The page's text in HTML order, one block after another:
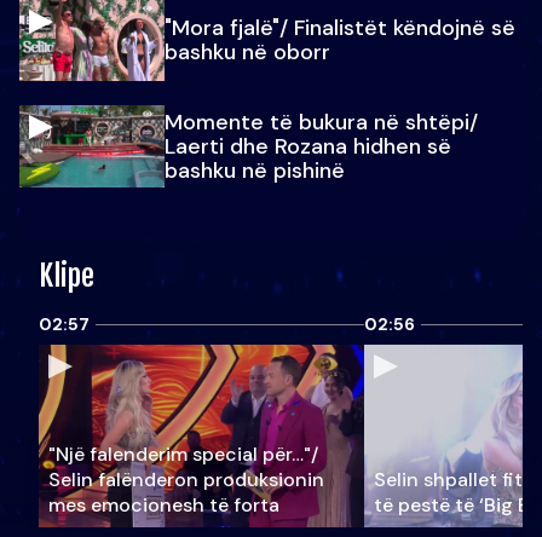
"Mora fjalë"/ Finalistët këndojnë së
bashku në oborr
Momente të bukura në shtëpi/
Laerti dhe Rozana hidhen së
bashku në pishinë
Klipe
02:57
"Një falenderim special për…"/
Selin falënderon produksionin
mes emocionesh të forta
02:56
Selin shpallet
të pestë të ‘Big